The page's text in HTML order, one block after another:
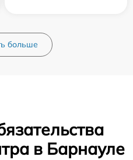
больше
в Барнауле